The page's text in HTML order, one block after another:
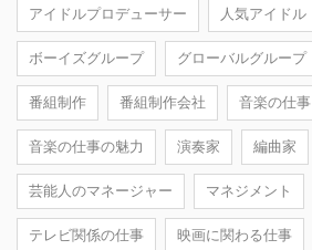
アイドルプロデューサー 人気アイドル
ボーイズグループ グローバルグループ
番組制作 番組制作会社 音楽の仕事
音楽の仕事の魅力 演奏家 編曲家
芸能人のマネージャー マネジメント
テレビ関係の仕事 映画に関わる仕事